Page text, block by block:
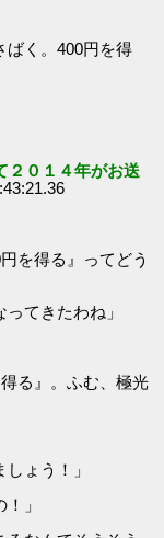
ばく。400円を得
２０１４年がお送
を得る』ってどう
てきたわね」
る』。ふむ、極光
ょう！」
」